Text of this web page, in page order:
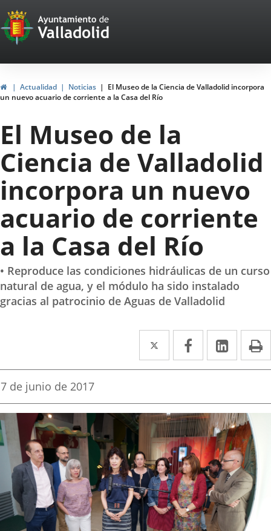
Portal
Web
del
Ayuntamiento
de
Valladolid
HomeActualidad Noticias
El Museo de la Ciencia de Valladolid incorpora
un nuevo acuario de corriente a la Casa del Río
El Museo de la
Ciencia de Valladolid
incorpora un nuevo
acuario de corriente
a la Casa del Río
• Reproduce las condiciones hidráulicas de un curso
natural de agua, y el módulo ha sido instalado
gracias al patrocinio de Aguas de Valladolid
Twitter
Enlace
a
aplicación
externa.
Facebook
Enlace
a
aplicación
externa.
Enlace
a
Fecha
la
noticia
7 de junio de 2017